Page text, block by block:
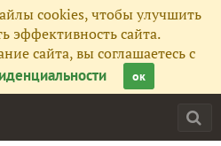
cookies, чтобы улучшить
эффективность сайта.
сайта, вы соглашаетесь с
ок